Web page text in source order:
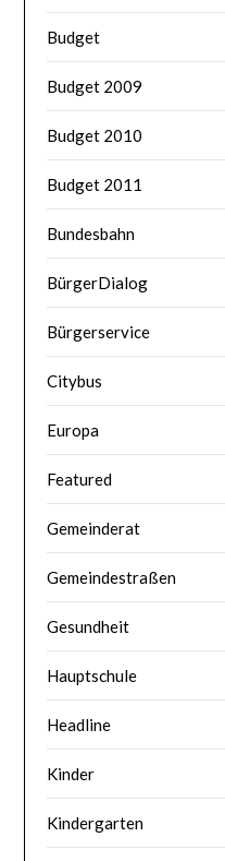
Budget
Budget 2009
Budget 2010
Budget 2011
Bundesbahn
BürgerDialog
Bürgerservice
Citybus
Europa
Featured
Gemeinderat
Gemeindestraßen
Gesundheit
Hauptschule
Headline
Kinder
Kindergarten